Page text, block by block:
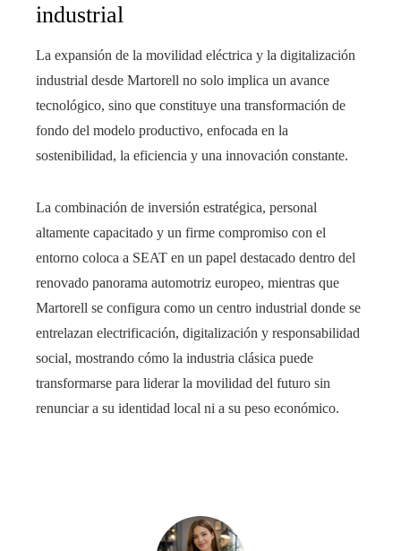
industrial
La expansión de la movilidad eléctrica y la digitalización
industrial desde Martorell no solo implica un avance
tecnológico, sino que constituye una transformación de
fondo del modelo productivo, enfocada en la
sostenibilidad, la eficiencia y una innovación constante.
La combinación de inversión estratégica, personal
altamente capacitado y un firme compromiso con el
entorno coloca a SEAT en un papel destacado dentro del
renovado panorama automotriz europeo, mientras que
Martorell se configura como un centro industrial donde se
entrelazan electrificación, digitalización y responsabilidad
social, mostrando cómo la industria clásica puede
transformarse para liderar la movilidad del futuro sin
renunciar a su identidad local ni a su peso económico.